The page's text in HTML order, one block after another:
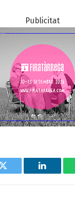
Publicitat
Twitter LinkedIn